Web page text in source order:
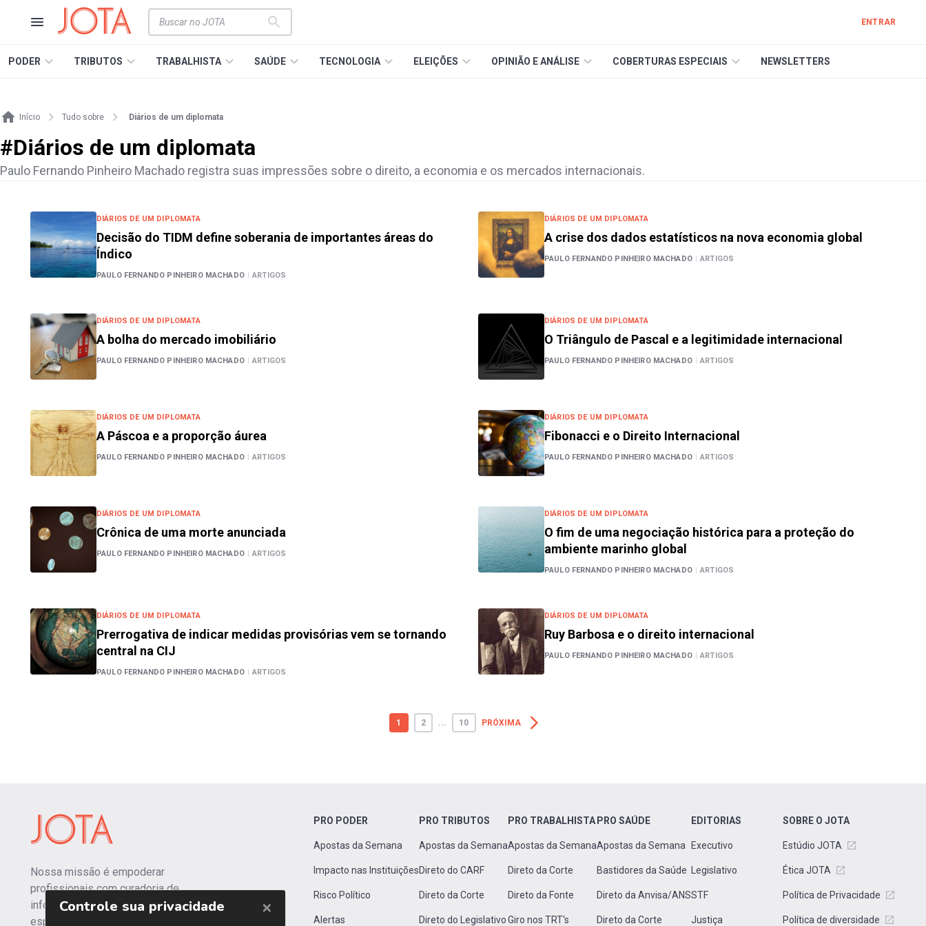
ENTRAR
PODER TRIBUTOS TRABALHISTA SAÚDE TECNOLOGIA ELEIÇÕES OPINIÃO E ANÁLISE COBERTURAS ESPECIAIS NEWSLETTERS
Início Tudo sobre Diários de um diplomata
#Diários de um diplomata
Paulo Fernando Pinheiro Machado registra suas impressões sobre o direito, a economia e os mercados internacionais.
DIÁRIOS DE UM DIPLOMATA
Decisão do TIDM define soberania de importantes áreas do
Índico
PAULO FERNANDO PINHEIRO MACHADO | ARTIGOS
DIÁRIOS DE UM DIPLOMATA
A crise dos dados estatísticos na nova economia global
PAULO FERNANDO PINHEIRO MACHADO | ARTIGOS
DIÁRIOS DE UM DIPLOMATA
A bolha do mercado imobiliário
PAULO FERNANDO PINHEIRO MACHADO | ARTIGOS
DIÁRIOS DE UM DIPLOMATA
O Triângulo de Pascal e a legitimidade internacional
PAULO FERNANDO PINHEIRO MACHADO | ARTIGOS
DIÁRIOS DE UM DIPLOMATA
A Páscoa e a proporção áurea
PAULO FERNANDO PINHEIRO MACHADO | ARTIGOS
DIÁRIOS DE UM DIPLOMATA
Fibonacci e o Direito Internacional
PAULO FERNANDO PINHEIRO MACHADO | ARTIGOS
DIÁRIOS DE UM DIPLOMATA
Crônica de uma morte anunciada
PAULO FERNANDO PINHEIRO MACHADO | ARTIGOS
DIÁRIOS DE UM DIPLOMATA
O fim de uma negociação histórica para a proteção do
ambiente marinho global
PAULO FERNANDO PINHEIRO MACHADO | ARTIGOS
DIÁRIOS DE UM DIPLOMATA
Prerrogativa de indicar medidas provisórias vem se tornando
central na CIJ
PAULO FERNANDO PINHEIRO MACHADO | ARTIGOS
DIÁRIOS DE UM DIPLOMATA
Ruy Barbosa e o direito internacional
PAULO FERNANDO PINHEIRO MACHADO | ARTIGOS
1 2 ... 10 PRÓXIMA
Nossa missão é empoderar
profissionais com curadoria de
informações independentes e
especializadas.
PRO PODER
Apostas da Semana
Impacto nas Instituições
Risco Político
Alertas
PRO TRIBUTOS
Apostas da Semana
Direto do CARF
Direto da Corte
Direto do Legislativo
PRO TRABALHISTA
Apostas da Semana
Direto da Corte
Direto da Fonte
Giro nos TRT's
PRO SAÚDE
Apostas da Semana
Bastidores da Saúde
Direto da Anvisa/ANS
Direto da Corte
EDITORIAS
Executivo
Legislativo
STF
Justiça
SOBRE O JOTA
Estúdio JOTA
Ética JOTA
Política de Privacidade
Política de diversidade